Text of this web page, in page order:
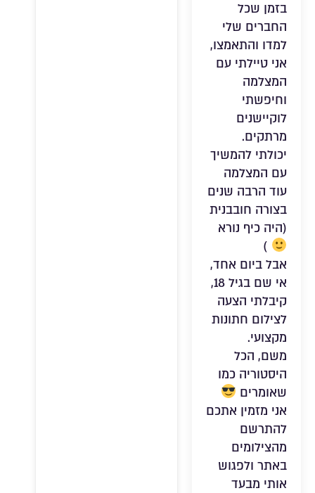
בזמן שכל
החברים שלי
למדו והתאמצו,
אני טיילתי עם
המצלמה
וחיפשתי
לוקיישנים
מרתקים.
יכולתי להמשיך
עם המצלמה
עוד הרבה שנים
בצורה חובבנית
(היה כיף נורא
)
אבל ביום אחד,
אי שם בגיל 18,
קיבלתי הצעה
לצילום חתונות
מקצועי.
משם, הכל
היסטוריה כמו
שאומרים
אני מזמין אתכם
להתרשם
מהצילומים
באתר ולפגוש
אותי מבעד